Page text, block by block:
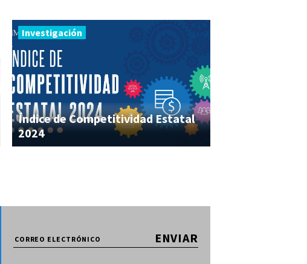
Investigación
Índice de Competitividad Estatal
2024